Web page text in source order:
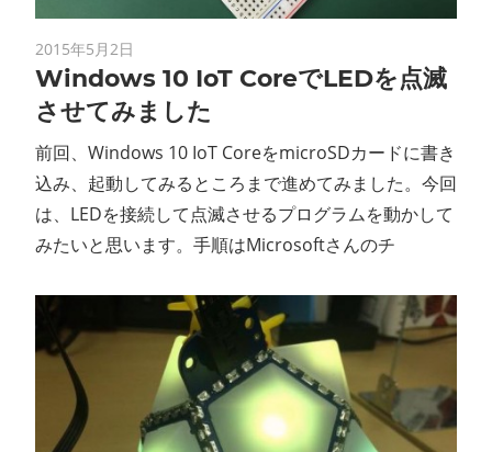
ジ
ン
2015年5月2日
Windows 10 IoT CoreでLEDを点滅
させてみました
前回、Windows 10 IoT CoreをmicroSDカードに書き
込み、起動してみるところまで進めてみました。今回
は、LEDを接続して点滅させるプログラムを動かして
みたいと思います。手順はMicrosoftさんのチ